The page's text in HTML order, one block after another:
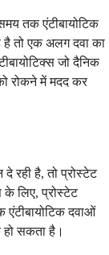
तक एंटीबायोटिक
है तो एक अलग दवा का
जो दैनिक
रोकने में मदद कर
रही है, तो प्रोस्टेट
के लिए, प्रोस्टेट
दवाओं
सकता है।